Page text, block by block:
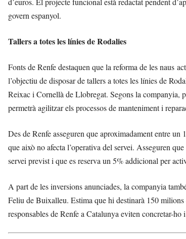
govern espanyol.
Tallers a totes les línies de Rodalies
Fonts de Renfe destaquen que la reforma de les naus
l’objectiu de disposar de tallers a totes les línies de
Reixac i Cornellà de Llobregat. Segons la companyia,
permetrà agilitzar els processos de manteniment i
Des de Renfe asseguren que aproximadament entre
que això no afecta l’operativa del servei. Asseguren
servei previst i que es reserva un 5% addicional per
A part de les inversions anunciades, la companyia
Feliu de Buixalleu. Estima que hi destinarà 150
responsables de Renfe a Catalunya eviten concretar-ho